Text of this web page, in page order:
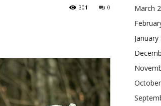
0
301
March
January